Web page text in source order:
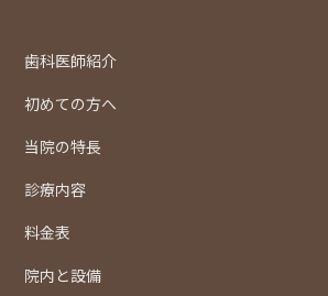
歯科医師紹介
初めての方へ
当院の特長
診療内容
料金表
院内と設備